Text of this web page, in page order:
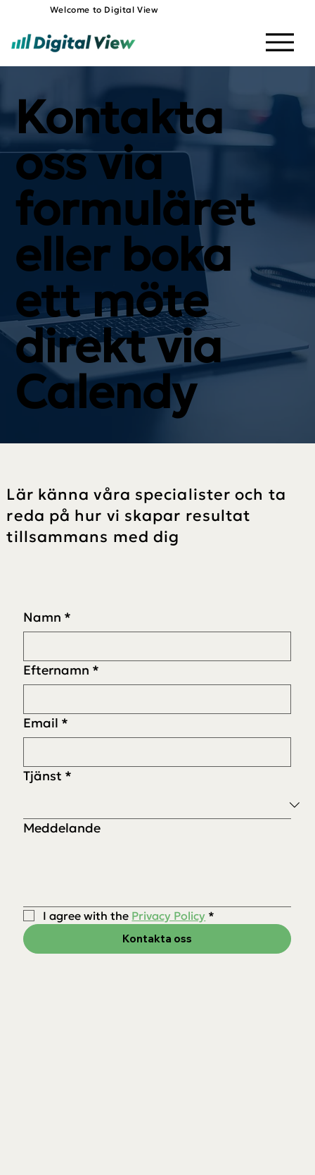
Welcome to Digital View
Kontakta
oss via
formuläret
eller boka
ett möte
direkt via
Calendy
Lär känna våra specialister och ta
reda på hur vi skapar resultat
tillsammans med dig
Namn *
Efternamn *
Email *
Tjänst *
Meddelande
I agree with the Privacy Policy *
Kontakta oss